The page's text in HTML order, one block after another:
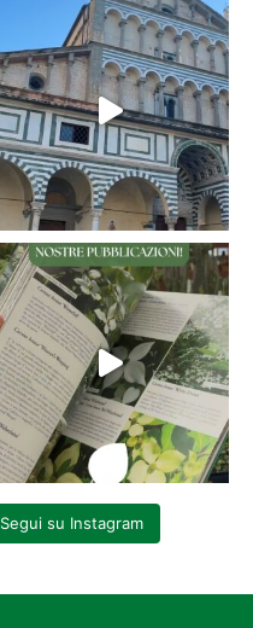
Segui su Instagram